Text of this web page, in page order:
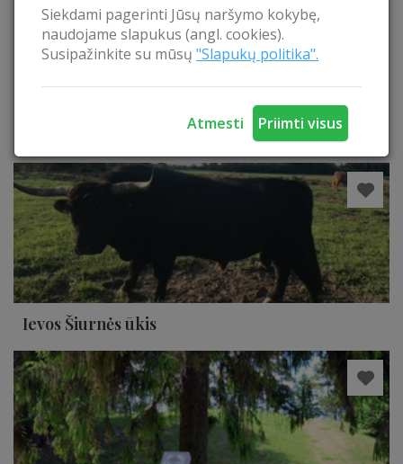
Siekdami pagerinti Jūsų naršymo kokybę,
naudojame slapukus (angl. cookies).
Susipažinkite su mūsų "Slapukų politika".
Atmesti Priimti visus
Ievos Šiurnės ūkis